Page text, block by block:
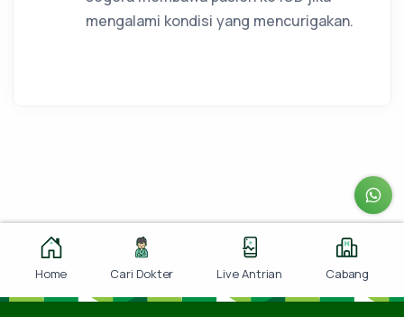
mengalami kondisi yang mencurigakan.
Home Cari Dokter Live Antrian Cabang